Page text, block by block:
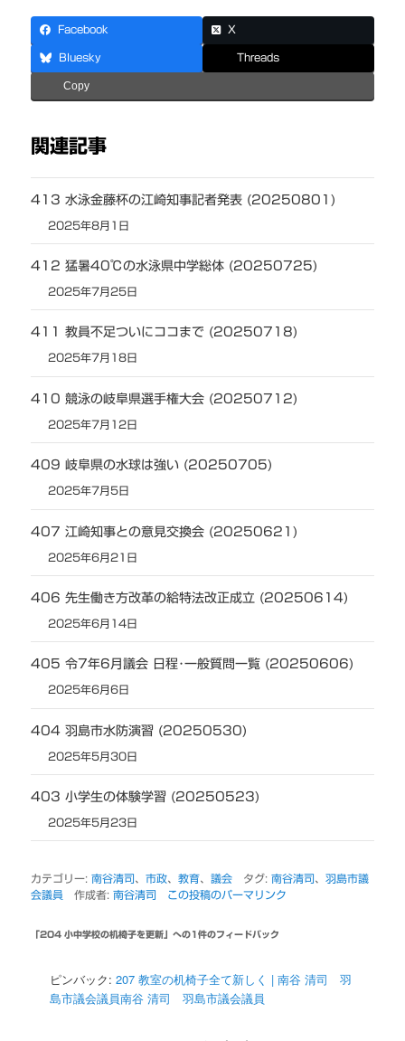
Facebook X
Bluesky Threads
Copy
関連記事
413 水泳金藤杯の江崎知事記者発表 (20250801)
2025年8月1日
412 猛暑40℃の水泳県中学総体 (20250725)
2025年7月25日
411 教員不足ついにココまで (20250718)
2025年7月18日
410 競泳の岐阜県選手権大会 (20250712)
2025年7月12日
409 岐阜県の水球は強い (20250705)
2025年7月5日
407 江崎知事との意見交換会 (20250621)
2025年6月21日
406 先生働き方改革の給特法改正成立 (20250614)
2025年6月14日
405 令7年6月議会 日程･一般質問一覧 (20250606)
2025年6月6日
404 羽島市水防演習 (20250530)
2025年5月30日
403 小学生の体験学習 (20250523)
2025年5月23日
カテゴリー:南谷清司 、市政、教育、議会 タグ:南谷清司 、羽島市議
会議員 作成者:南谷清司 この投稿のパーマリンク
「204 小中学校の机椅子を更新 」への1件のフィードバック
ピンバック:207 教室の机椅子全て新しく | 南谷 清司 羽
島市議会議員南谷 清司 羽島市議会議員